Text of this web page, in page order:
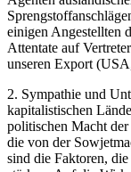
einigen Angestellten
Attentate auf
unseren Export
2. Sympathie und
kapitalistischen
politischen Macht
die von der
sind die Faktoren,